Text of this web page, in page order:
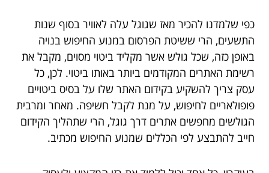
כפי שלמדנו להכיר מאז שגוגל עלה לאוויר בסוף שנות
התשעים, הרי ששיטת הפרסום במנוע החיפוש בנויה
באופן כזה, שכל גולש אשר מקליד ביטוי מסוים, מקבל את
רשימת האתרים המקודמים ביותר באותו ביטוי. לכן, כל
עסק צריך להשקיע בקידום האתר שלו על בסיס ביטויים
פופולאריים לחיפוש, על מנת לקבל חשיפה. מאחר ומרבית
הגולשים מחפשים אתרים דרך גוגל, הרי שתהליך הקידום
חייב להתבצע לפי הכללים שמנוע החיפוש מכתיב.